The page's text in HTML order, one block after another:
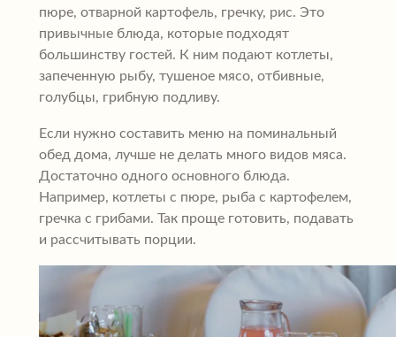
пюре, отварной картофель, гречку, рис. Это
привычные блюда, которые подходят
большинству гостей. К ним подают котлеты,
запеченную рыбу, тушеное мясо, отбивные,
голубцы, грибную подливу.
Если нужно составить меню на поминальный
обед дома, лучше не делать много видов мяса.
Достаточно одного основного блюда.
Например, котлеты с пюре, рыба с картофелем,
гречка с грибами. Так проще готовить, подавать
и рассчитывать порции.